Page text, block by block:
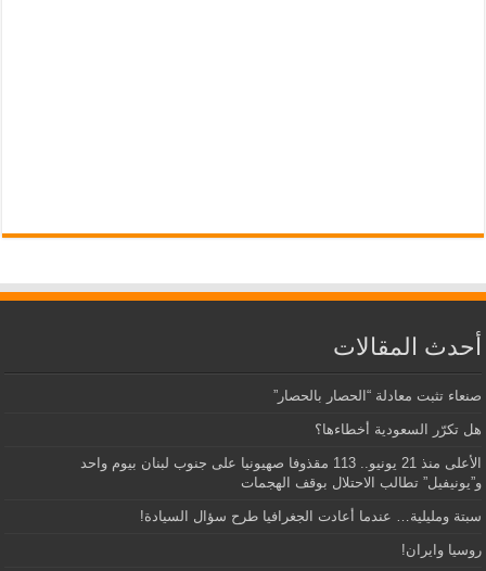
أحدث المقالات
صنعاء تثبت معادلة “الحصار بالحصار”
هل تكرّر السعودية أخطاءها؟
الأعلى منذ 21 يونيو.. 113 مقذوفا صهيونيا على جنوب لبنان بيوم واحد
و”يونيفيل” تطالب الاحتلال بوقف الهجمات
سبتة ومليلية… عندما أعادت الجغرافيا طرح سؤال السيادة!
روسيا وايران!